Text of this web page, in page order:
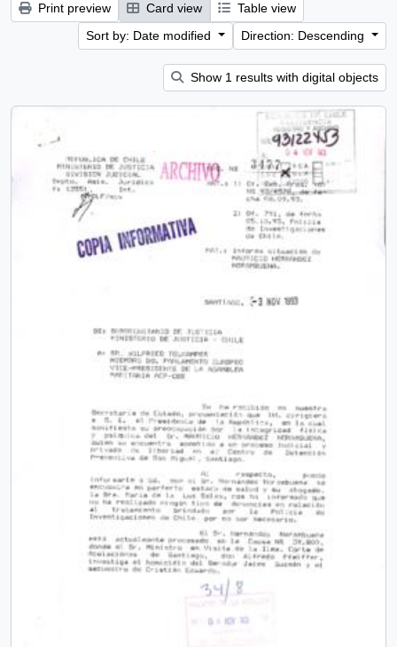
Print preview Card view
Table view
Sort by: Date modified
Direction: Descending
Show 1 results with digital objects